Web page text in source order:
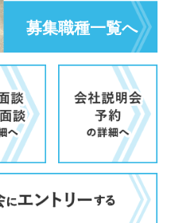
募集職種一覧へ